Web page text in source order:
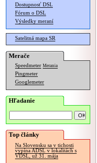
Dostupnosť DSL
Fórum o DSL
Výsledky meraní
Satelitná mapa SR
Merače
Speedmeter Merania
Pingmeter
Googlemeter
Hľadanie
Top články
Na Slovensku sa v tichosti
vypína ADSL v lokalitách s
VDSL, už 31. mája